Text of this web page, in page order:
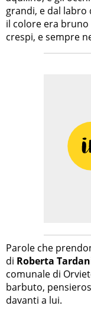
grandi, e dal labro
il colore era bruno
crespi, e sempre
Parole che
di Roberta
comunale di
barbuto,
davanti a lui.